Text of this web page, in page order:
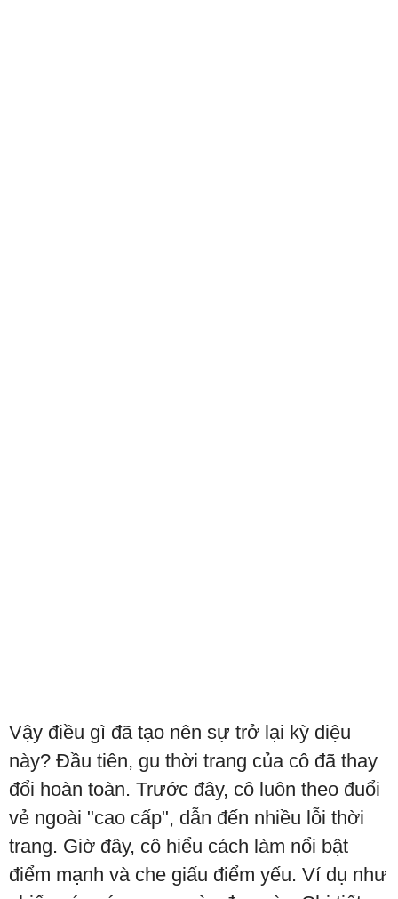
Vậy điều gì đã tạo nên sự trở lại kỳ diệu
này? Đầu tiên, gu thời trang của cô đã thay
đổi hoàn toàn. Trước đây, cô luôn theo đuổi
vẻ ngoài "cao cấp", dẫn đến nhiều lỗi thời
trang. Giờ đây, cô hiểu cách làm nổi bật
điểm mạnh và che giấu điểm yếu. Ví dụ như